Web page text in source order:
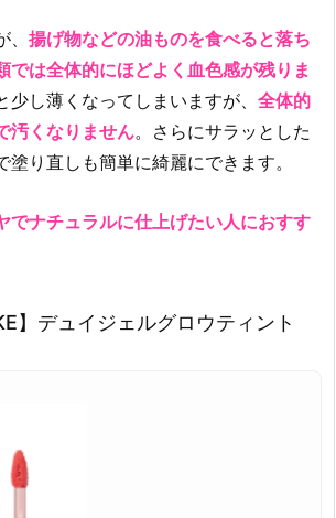
揚げ物などの油ものを食べると落ち
では全体的にほどよく血色感が残りま
少し薄くなってしまいますが、 全体的
汚くなりません。さらにサラッとした
塗り直しも簡単に綺麗にできます。
でナチュラルに仕上げたい人におすす
】デュイジェルグロウティント